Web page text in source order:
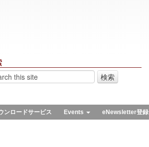
ンロードサービス Events eNewsletter登録